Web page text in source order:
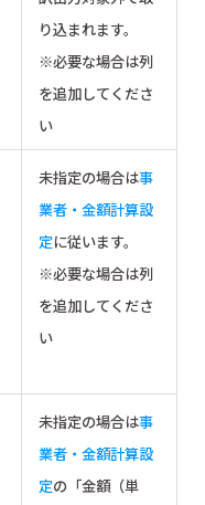
り込まれます。
※必要な場合は列
を追加してくださ
い
未指定の場合は事
業者・金額計算設
定に従います。
※必要な場合は列
を追加してくださ
い
未指定の場合は事
業者・金額計算設
定の「金額（単